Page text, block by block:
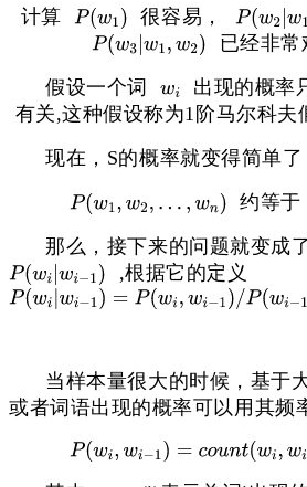
计算 很容易，
已经非常
假设一个词
出现的概率
有关,这种假设称为1阶马尔科夫
现在，S的概率就变得简单了
约等于
那么，接下来的问题就变成
,根据它的定义
当样本量很大的时候，基于
或者词语出现的概率可以用其频